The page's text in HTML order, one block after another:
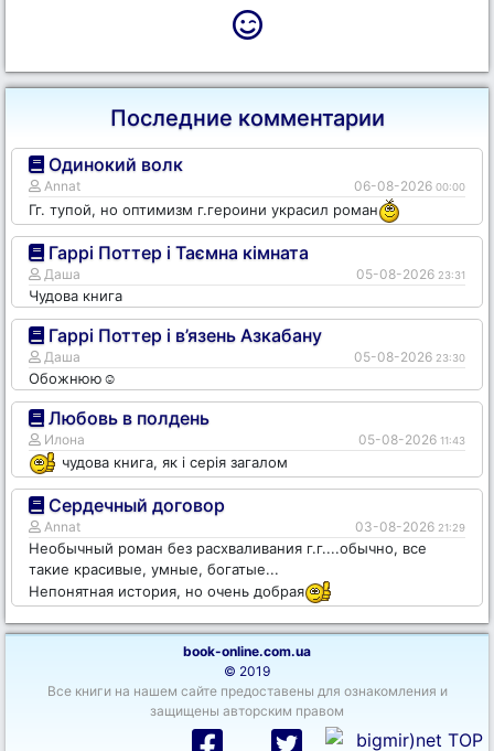
Последние комментарии
Одинокий волк
Annat 06-08-2026 00:00
Гг. тупой, но оптимизм г.героини украсил роман
Гаррі Поттер і Таємна кімната
Даша 05-08-2026 23:31
Чудова книга
Гаррі Поттер і в’язень Азкабану
Даша 05-08-2026 23:30
Обожнюю☺️
Любовь в полдень
Илона 05-08-2026 11:43
чудова книга, як і серія загалом
Сердечный договор
Annat 03-08-2026 21:29
Необычный роман без расхваливания г.г....обычно, все
такие красивые, умные, богатые...
Непонятная история, но очень добрая
book-online.com.ua
© 2019
Все книги на нашем сайте предоставены для ознакомления и
защищены авторским правом